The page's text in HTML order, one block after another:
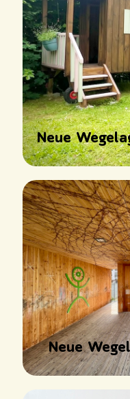
Neue
Neue